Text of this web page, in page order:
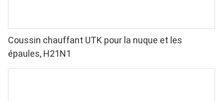
Coussin chauffant UTK pour la nuque et les
épaules, H21N1